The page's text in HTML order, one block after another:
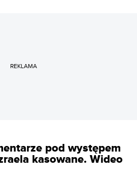
REKLAMA
pod występem
kasowane. Wideo